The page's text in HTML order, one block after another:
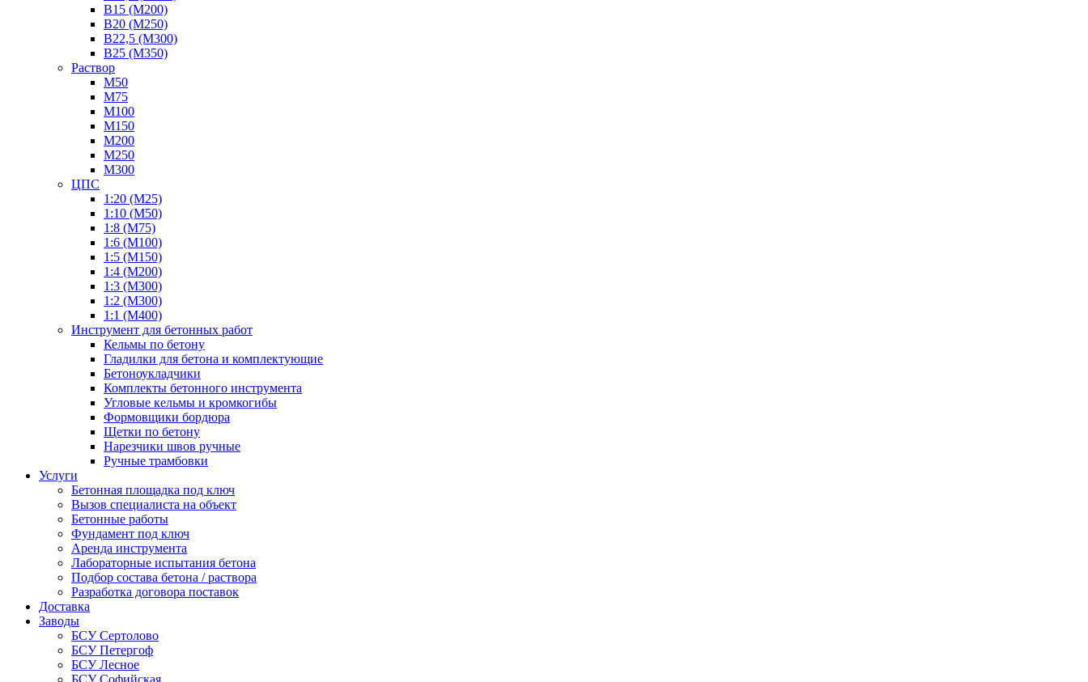
В15 (М200)
В20 (М250)
В22,5 (М300)
В25 (М350)
Раствор
М50
М75
М100
М150
М200
М250
М300
ЦПС
1:20 (М25)
1:10 (М50)
1:8 (М75)
1:6 (М100)
1:5 (М150)
1:4 (М200)
1:3 (М300)
1:2 (М300)
1:1 (М400)
Инструмент для бетонных работ
Кельмы по бетону
Гладилки для бетона и комплектующие
Бетоноукладчики
Комплекты бетонного инструмента
Угловые кельмы и кромкогибы
Формовщики бордюра
Щетки по бетону
Нарезчики швов ручные
Ручные трамбовки
Услуги
Бетонная площадка под ключ
Вызов специалиста на объект
Бетонные работы
Фундамент под ключ
Аренда инструмента
Лабораторные испытания бетона
Подбор состава бетона / раствора
Разработка договора поставок
Доставка
Заводы
БСУ Сертолово
БСУ Петергоф
БСУ Лесное
БСУ Софийская